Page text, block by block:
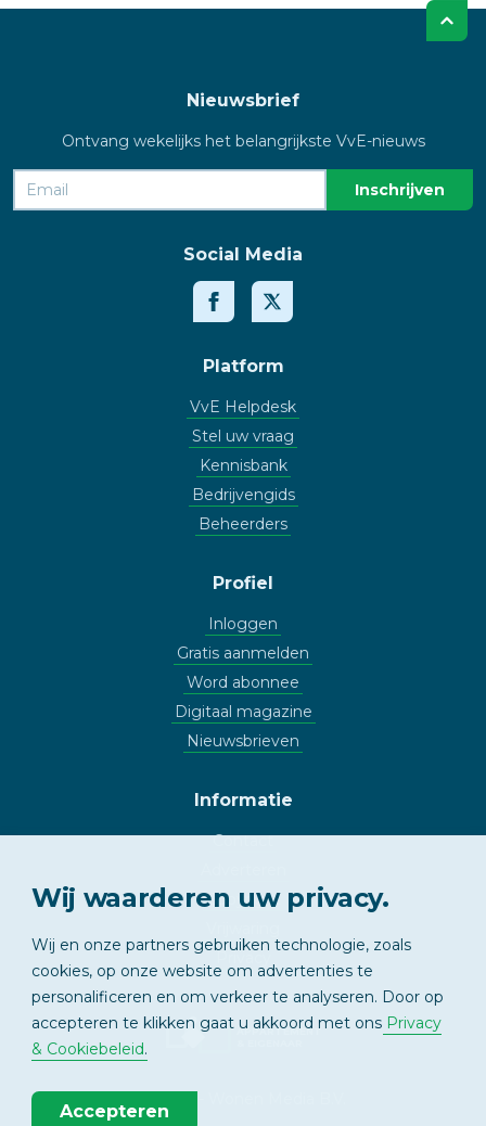
Nieuwsbrief
Ontvang wekelijks het belangrijkste VvE-nieuws
Social Media
Platform
VvE Helpdesk
Stel uw vraag
Kennisbank
Bedrijvengids
Beheerders
Profiel
Inloggen
Gratis aanmelden
Word abonnee
Digitaal magazine
Nieuwsbrieven
Informatie
Contact
Copyright
APPARTEMENT
Wij waarderen uw privacy.
Wij en onze partners gebruiken technologie, zoals
cookies, op onze website om advertenties te
personalificeren en om verkeer te analyseren. Door op
accepteren te klikken gaat u akkoord met ons Privacy
& Cookiebeleid.
Accepteren